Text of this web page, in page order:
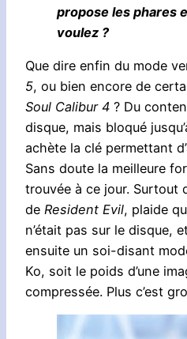
propose les phares
voulez ?
Que dire enfin du mode
5, ou bien encore de
Soul Calibur 4 ? Du
disque, mais bloqué
achète la clé permettant
Sans doute la meilleure
trouvée à ce jour. Surtout
de Resident Evil, plaide
n’était pas sur le disque,
ensuite un soi-disant
Ko, soit le poids d’une
compressée. Plus c’est